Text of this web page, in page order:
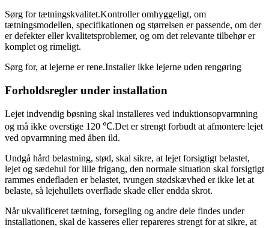
Sørg for tætningskvalitet.Kontroller omhyggeligt, om
tætningsmodellen, specifikationen og størrelsen er passende, om der
er defekter eller kvalitetsproblemer, og om det relevante tilbehør er
komplet og rimeligt.
Sørg for, at lejerne er rene.Installer ikke lejerne uden rengøring
Forholdsregler under installation
Lejet indvendig bøsning skal installeres ved induktionsopvarmning
og må ikke overstige 120 ℃.Det er strengt forbudt at afmontere lejet
ved opvarmning med åben ild.
Undgå hård belastning, stød, skal sikre, at lejet forsigtigt belastet,
lejet og sædehul for lille frigang, den normale situation skal forsigtigt
rammes endefladen er belastet, tvungen stødskævhed er ikke let at
belaste, så lejehullets overflade skade eller endda skrot.
Når ukvalificeret tætning, forsegling og andre dele findes under
installationen, skal de kasseres eller repareres strengt for at sikre, at